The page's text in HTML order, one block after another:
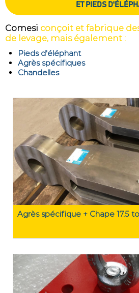
ET PIEDS
Comesi conçoit et fabrique
de levage, mais également :
Pieds d'éléphant
Agrès spécifiques
Chandelles
Agrès spécifique + Chape 17.5